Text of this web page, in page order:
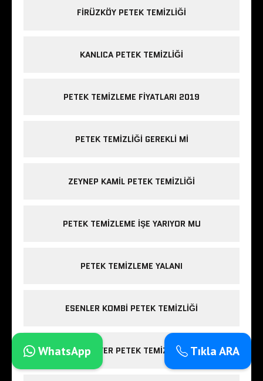
FIRÜZKÖY PETEK TEMIZLIĞI
KANLICA PETEK TEMIZLIĞI
PETEK TEMIZLEME FIYATLARI 2019
PETEK TEMIZLIĞI GEREKLI MI
ZEYNEP KAMIL PETEK TEMIZLIĞI
PETEK TEMIZLEME IŞE YARIYOR MU
PETEK TEMIZLEME YALANI
ESENLER KOMBI PETEK TEMIZLIĞI
SARIYER PETEK TEMIZLIĞI Tıkla ARA
WhatsApp